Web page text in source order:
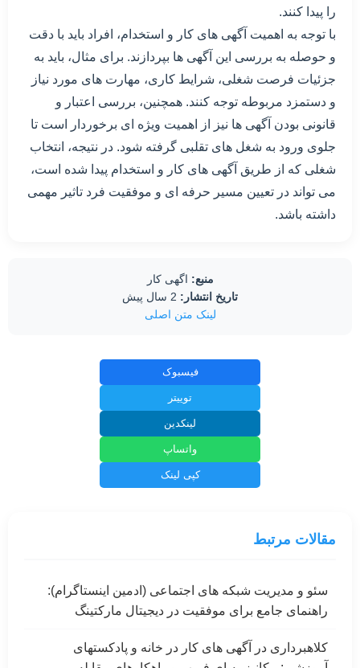
را پیدا کنند.
با توجه به اهمیت آگهی های کار و استخدام، افراد باید با دقت
و حوصله به بررسی این آگهی ها بپردازند. برای مثال، باید به
جزئیات فرصت شغلی، شرایط کاری، مهارت های مورد نیاز
و دستمزد مربوطه توجه کنند. همچنین، بررسی اعتبار و
قانونی بودن آگهی ها نیز از اهمیت ویژه ای برخوردار است تا
جلوی ورود به شغل های تقلبی گرفته شود. در نتیجه، انتخاب
شغلی که از طریق آگهی های کار و استخدام پیدا شده است،
می تواند در تعیین مسیر حرفه ای و موفقیت فرد تاثیر مهمی
داشته باشد.
منبع: اگهی کار
تاریخ انتشار:
لینک متن اصلی
فیسبوک
توییتر
لینکدین
واتساپ
کپی لینک
مقالات مرتبط
سئو و مدیریت شبکه های اجتماعی (ادمین اینستاگرام):
راهنمای جامع برای موفقیت در دیجیتال مارکتینگ
کلاهبرداری در آگهی های کار در خانه و پادکستهای